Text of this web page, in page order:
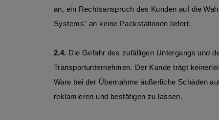
an, ein Rechtsanspruch des Kunden auf die
Systems" an keine Packstationen liefert.
2.4. Die Gefahr des zufälligen Untergangs und
Transportunternehmen. Der Kunde trägt
Ware bei der Übernahme äußerliche Schäden
reklamieren und bestätigen zu lassen.